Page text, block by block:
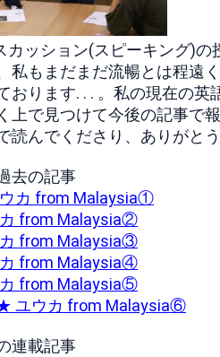
カッション(スピーキング)の
私もまだまだ流暢とは程遠
おります. . . 。私の現在の
上で見つけて今後の記事で
読んでくださり、ありがと
去の記事
カ from Malaysia①
from Malaysia②
from Malaysia③
from Malaysia④
from Malaysia⑤
ユウカ from Malaysia⑥
連載記事